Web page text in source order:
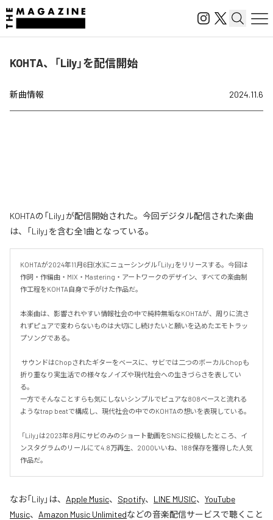
KOHTA、「Lily」を配信開始
新曲情報 2024.11.6
KOHTAの「Lily」が配信開始された。今回デジタル配信された楽曲
は、「Lily」を含む全1曲となっている。
KOHTAが2024年11月6日(水)にニューシングル「Lily」をリリースする。今回は
作詞・作編曲・MIX・Mastering・アートワークのデザイン、すべての楽曲制
作工程をKOHTA自身で手がけた作品だ。
本楽曲は、影響されやすい情報社会の中で純粋無垢なKOHTAが、周りに流さ
れずピュアで変わらないものは大切にし続けたいと願いを込めたエモトラッ
プソングである。
折り重なり実生活での様々なノイズや現代社会への生きづらさを表してい
る。
一方でそんなことすらも気にしないシンプルでピュアな808ベースと流れる
ようなtrap beatで構成し、現代社会の中でのKOHTAの想いを表現している。
ンスタグラムのリールにて4.8万再生、2000いいね、188保存を獲得した人気
作品だ。
なお「Lily」は、 Apple Music、 Spotify、 LINE MUSIC、 YouTube
Music、 Amazon Music Unlimitedなどの音楽配信サービスで聴くこと